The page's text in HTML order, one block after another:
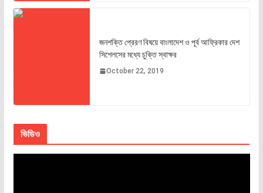
জনশক্তি প্রেরণ বিষয়ে বাংলাদেশ ও পূর্ব আফ্রিকার দেশ
সিশেলসের মধ্যে চুক্তি স্বাক্ষর
October 22, 2019
ভিডিও